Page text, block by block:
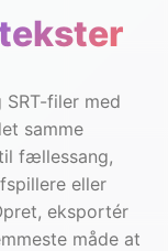
filer med
samme
fællessang,
eller
eksportér
måde at